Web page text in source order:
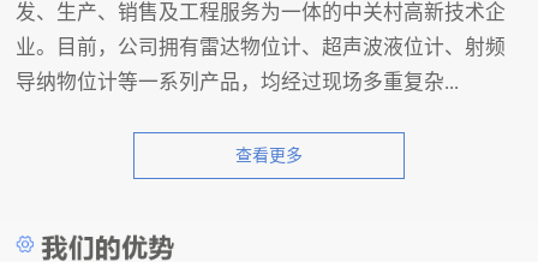
发、生产、销售及工程服务为一体的中关村高新技术企
业。目前，公司拥有雷达物位计、超声波液位计、射频
导纳物位计等一系列产品，均经过现场多重复杂...
查看更多